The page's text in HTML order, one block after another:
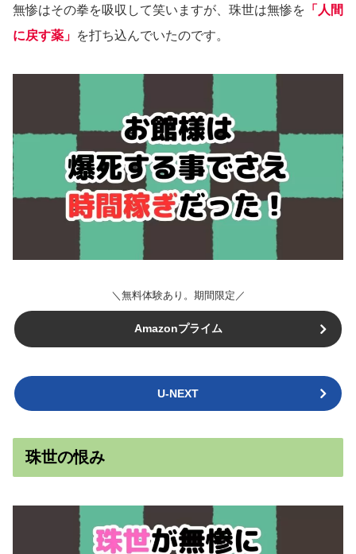
無惨はその拳を吸収して笑いますが、珠世は無惨を 「人間
に戻す薬」 を打ち込んでいたのです。
＼無料体験あり。期間限定／
Amazonプライム
U-NEXT
珠世の恨み